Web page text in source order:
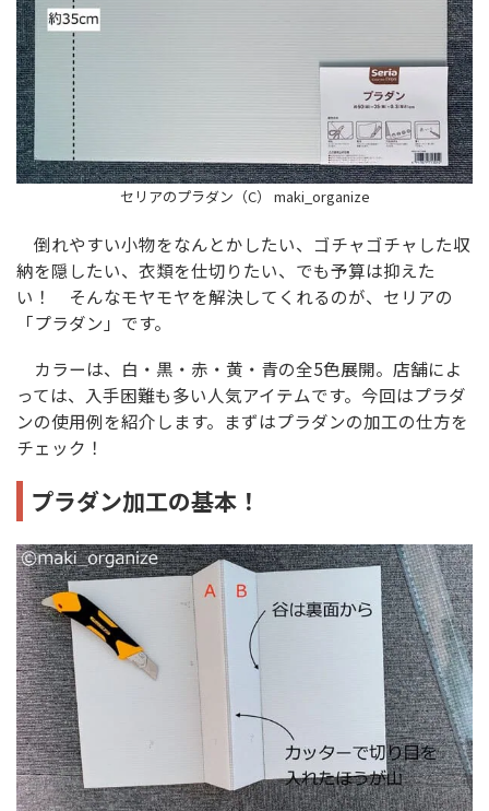
セリアのプラダン（C） maki_organize
倒れやすい小物をなんとかしたい、ゴチャゴチャした収
納を隠したい、衣類を仕切りたい、でも予算は抑えた
い！ そんなモヤモヤを解決してくれるのが、セリアの
「プラダン」です。
カラーは、白・黒・赤・黄・青の全5色展開。店舗によ
っては、入手困難も多い人気アイテムです。今回はプラダ
ンの使用例を紹介します。まずはプラダンの加工の仕方を
チェック！
プラダン加工の基本！